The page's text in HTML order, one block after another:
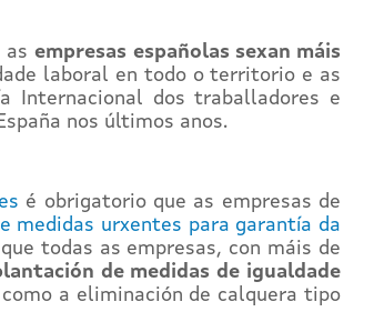
asempresas españolas sexan máis
laboral en todo o territorio e as
Internacional dos traballadores e
nos últimos anos.
é obrigatorio que as empresas de
medidas urxentes para garantía da
todas as empresas, con máis de
de medidas de igualdade
a eliminación de calquera tipo